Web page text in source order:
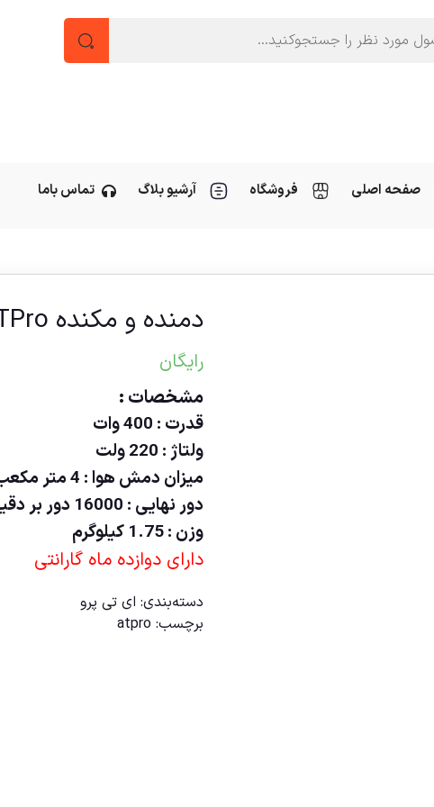
صفحه اصلی فروشگاه آرشیو بلاگ تماس باما
دمنده و مکنده ATPro
رایگان
مشخصات :
قدرت : 400 وات
ولتاژ : 220 ولت
میزان دمش هوا : 4 متر مکعب در دقیقه
دور نهایی : 16000 دور بر دقیقه
وزن : 1.75 کیلوگرم
دارای دوازده ماه گارانتی
دسته‌بندی: ای تی پرو
برچسب: atpro